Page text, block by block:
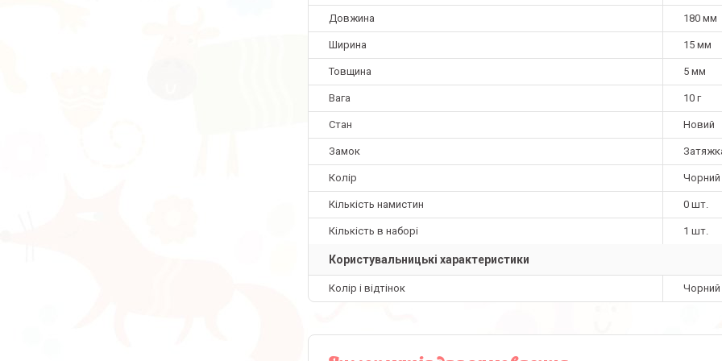
Довжина 180 мм
Ширина 15 мм
Товщина 5 мм
Вага 10 г
Стан Новий
Замок
Колір Чорний
Кількість намистин 0 шт.
Кількість в наборі 1 шт.
Користувальницькі характеристики
Колір і відтінок Чорний